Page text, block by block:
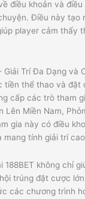
điều khoản và điều
Điều này tạo
player cảm thấy
Giải Trí Đa Dạng và
tiền thể thao và đặt
cấp các trò tham
Lên Miền Nam,
gia này có điều
mang tính giải trí
188BET không chỉ
trúng đặt cược
các chương trình